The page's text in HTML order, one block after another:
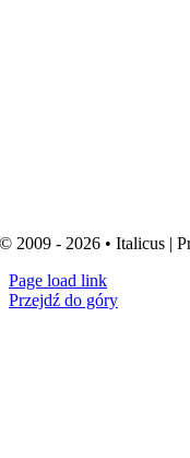
© 2009 - 2026 • Italicus |
Page load link
Przejdź do góry